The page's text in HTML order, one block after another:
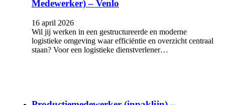
Medewerker) – Venlo
16 april 2026
Wil jij werken in een gestructureerde en moderne
logistieke omgeving waar efficiëntie en overzicht centraal
staan? Voor een logistieke dienstverlener…